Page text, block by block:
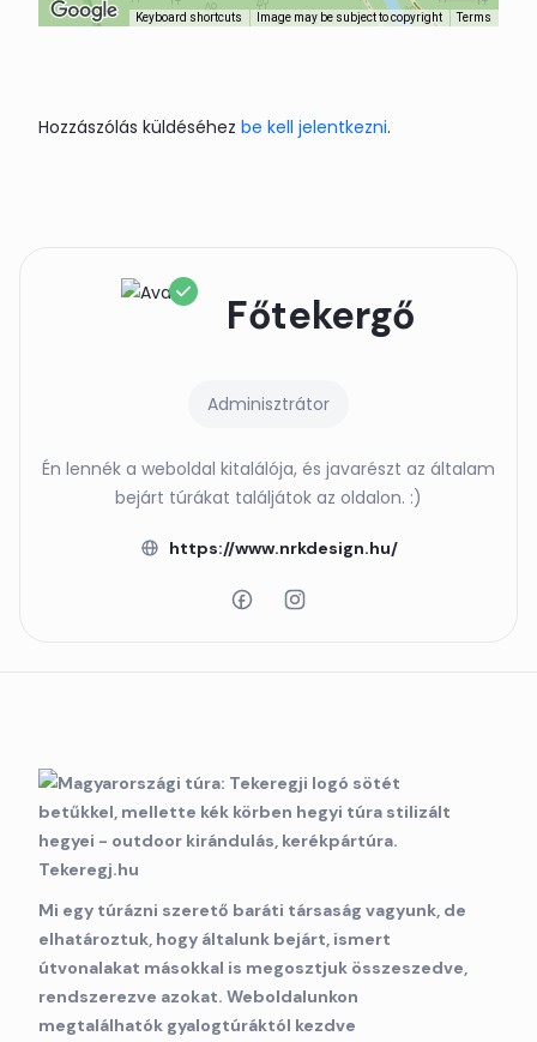
Keyboard shortcuts Image may be subject to copyright Terms
Főtekergő
Adminisztrátor
Én lennék a weboldal kitalálója, és javarészt az általam
bejárt túrákat találjátok az oldalon. :)
https://www.nrkdesign.hu/
Hozzászólás küldéséhez be kell jelentkezni.
Mi egy túrázni szerető baráti társaság vagyunk, de
elhatároztuk, hogy általunk bejárt, ismert
útvonalakat másokkal is megosztjuk összeszedve,
rendszerezve azokat. Weboldalunkon
megtalálhatók gyalogtúráktól kezdve